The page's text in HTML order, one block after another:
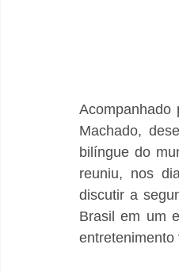
Machado,
bilíngue do
reuniu, nos
discutir a
Brasil em um
entretenimento